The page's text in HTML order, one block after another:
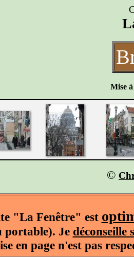
Mise
©
"La Fenêtre" est
portable). Je déconseille
en page n'est pas